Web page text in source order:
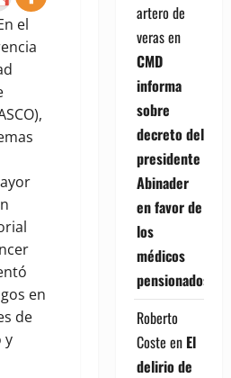
el
en
de
y
artero de
verasen
CMD
informa
sobre
decreto del
presidente
Abinader
en favor de
los
médicos
pensionados
Roberto
Coste en El
delirio de